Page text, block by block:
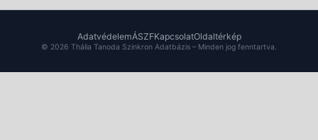
AdatvédelemÁSZFKapcsolatOldaltérkép
© 2026 Thália Tanoda Szinkron Adatbázis – Minden jog fenntartva.